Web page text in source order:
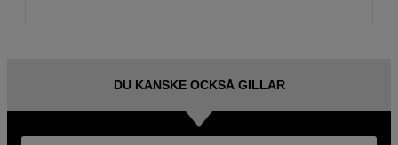
DU KANSKE OCKSÅ GILLAR